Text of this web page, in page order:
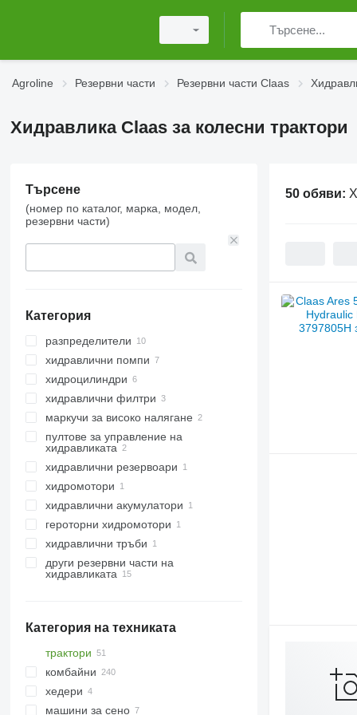
Agroline Резервни части Резервни части Claas
Хидравлика Claas за колесни трактори
Търсене
(номер по каталог, марка, модел,
резервни части)
Категория
разпределители
хидравлични помпи
хидроцилиндри
хидравлични филтри
маркучи за високо налягане
пултове за управление на
хидравликата
хидравлични резервоари
хидромотори
хидравлични акумулатори
героторни хидромотори
хидравлични тръби
други резервни части на
хидравликата
Категория на техниката
трактори
колесни трактори
комбайни
зърнокомбайни
силажокомбайни
хедери
жътварки роторни
машини за сено
50 обяви: